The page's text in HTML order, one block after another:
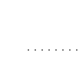
・・・・・・・